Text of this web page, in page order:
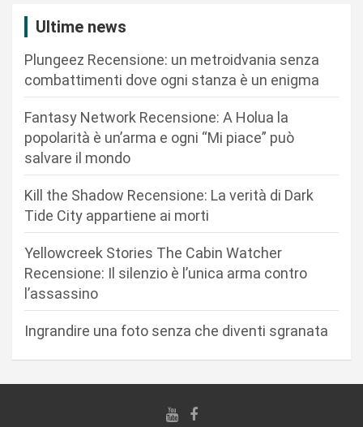
Ultime news
Plungeez Recensione: un metroidvania senza
combattimenti dove ogni stanza è un enigma
Fantasy Network Recensione: A Holua la
popolarità è un’arma e ogni “Mi piace” può
salvare il mondo
Kill the Shadow Recensione: La verità di Dark
Tide City appartiene ai morti
Yellowcreek Stories The Cabin Watcher
Recensione: Il silenzio è l’unica arma contro
l’assassino
Ingrandire una foto senza che diventi sgranata